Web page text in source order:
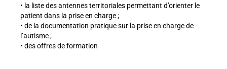
• la liste des antennes territoriales permettant d’orienter le
patient dans la prise en charge ;
• de la documentation pratique sur la prise en charge de
l’autisme ;
• des offres de formation